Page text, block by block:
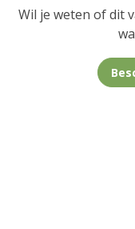
Wil je weten of dit